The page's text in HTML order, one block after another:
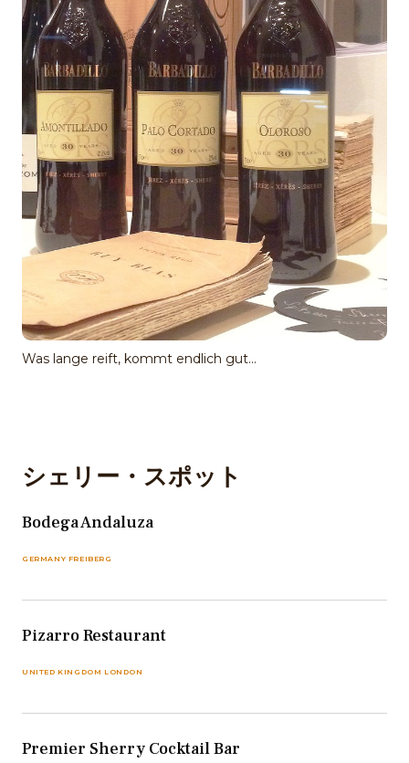
Was lange reift, kommt endlich gut...
シェリー・スポット
Bodega Andaluza
GERMANY FREIBERG
Pizarro Restaurant
UNITED KINGDOM LONDON
Premier Sherry Cocktail Bar